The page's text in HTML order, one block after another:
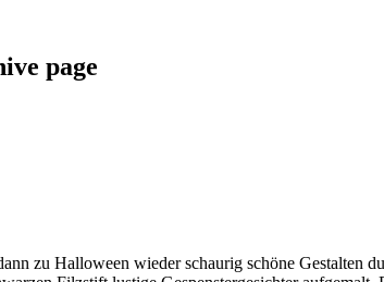
page
zu Halloween wieder schaurig schöne Gestalten